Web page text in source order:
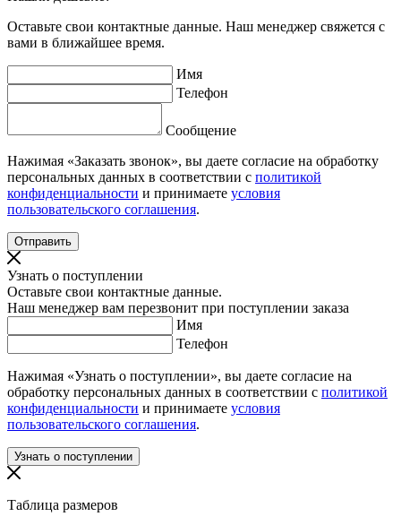
Оставьте свои контактные данные. Наш менеджер свяжется с
вами в ближайшее время.
Имя
Телефон
Сообщение
Нажимая «Заказать звонок», вы даете согласие на обработку
персональных данных в соответствии с политикой
конфиденциальности и принимаете условия
пользовательского соглашения.
Узнать о поступлении
Оставьте свои контактные данные.
Наш менеджер вам перезвонит при поступлении заказа
Имя
Телефон
Нажимая «Узнать о поступлении», вы даете согласие на
обработку персональных данных в соответствии с политикой
конфиденциальности и принимаете условия
пользовательского соглашения.
Таблица размеров